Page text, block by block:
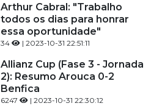
Arthur Cabral: "Trabalho
todos os dias para honrar
essa oportunidade"
34 | 2023-10-31 22:51:11
Allianz Cup (Fase 3 - Jornada
2): Resumo Arouca 0-2
Benfica
6247 | 2023-10-31 22:30:12